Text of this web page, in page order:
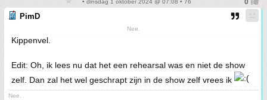
• dinsdag 1 oktober 2024 @ 07:08 • 76
PimD
Nee.
Kippenvel.
Edit: Oh, ik lees nu dat het een rehearsal was en niet de show
zelf. Dan zal het wel geschrapt zijn in de show zelf vrees ik
Nee.